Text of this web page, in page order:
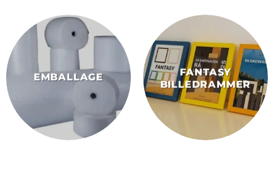
EMBALLAGE
FANTASY
BILLEDRAMMER